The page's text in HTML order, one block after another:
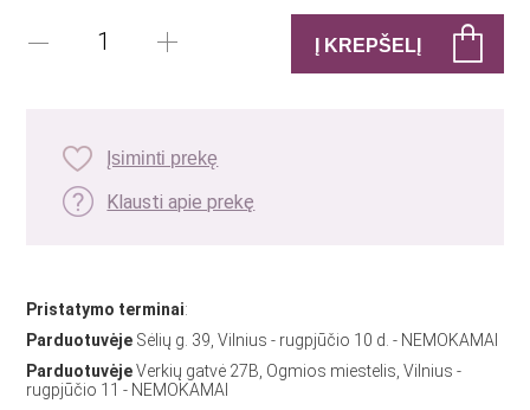
Įsiminti prekę
Klausti apie prekę
Pristatymo terminai:
Parduotuvėje Sėlių g. 39, Vilnius - rugpjūčio 10 d. - NEMOKAMAI
ParduotuvėjeVerkių gatvė 27B, Ogmios miestelis, Vilnius -
rugpjūčio 11 - NEMOKAMAI